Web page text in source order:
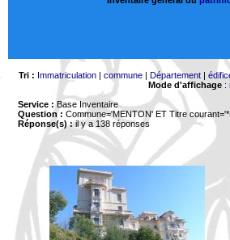
Tri : Immatriculation| commune| Département|
Mode d'affichage:
Service : Base Inventaire
Question : Commune='MENTON' ET Titre
Réponse(s) :il y a 138 réponses